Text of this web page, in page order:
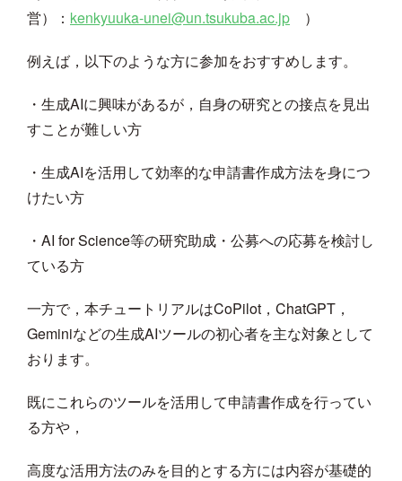
営）： kenkyuuka-unei@un.tsukuba.ac.jp ）
例えば，以下のような方に参加をおすすめします。
・生成AIに興味があるが，自身の研究との接点を見出
すことが難しい方
・生成AIを活用して効率的な申請書作成方法を身につ
けたい方
・AI for Science等の研究助成・公募への応募を検討し
ている方
一方で，本チュートリアルはCoPilot，ChatGPT，
Geminiなどの生成AIツールの初心者を主な対象として
おります。
既にこれらのツールを活用して申請書作成を行ってい
る方や，
高度な活用方法のみを目的とする方には内容が基礎的